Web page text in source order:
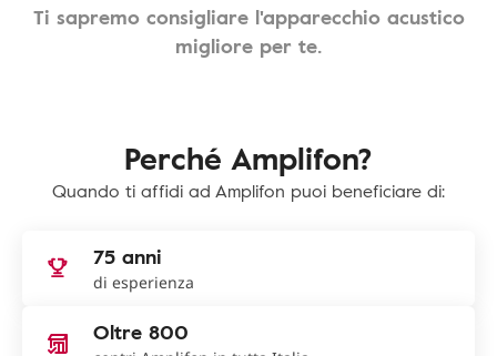
Ti sapremo consigliare l'apparecchio acustico
migliore per te.
Perché Amplifon?
Quando ti affidi ad Amplifon puoi beneficiare di:
75 anni
di esperienza
Oltre 800